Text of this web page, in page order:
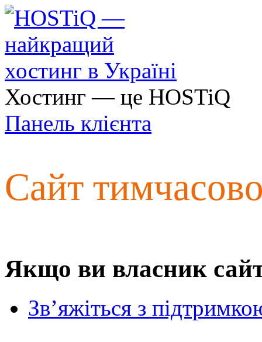
Хостинг — це HOSTiQ
Панель клієнта
Сайт
Якщо ви власник
Зв’яжіться з